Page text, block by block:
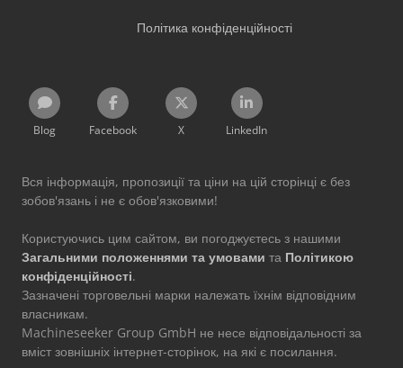
Політика конфіденційності
Blog Facebook X LinkedIn
Вся інформація, пропозиції та ціни на цій сторінці є без
зобов'язань і не є обов'язковими!
Користуючись цим сайтом, ви погоджуєтесь з нашими
Загальними положеннями та умовами та Політикою
конфіденційності.
Зазначені торговельні марки належать їхнім відповідним
власникам.
Machineseeker Group GmbH не несе відповідальності за
вміст зовнішніх інтернет-сторінок, на які є посилання.